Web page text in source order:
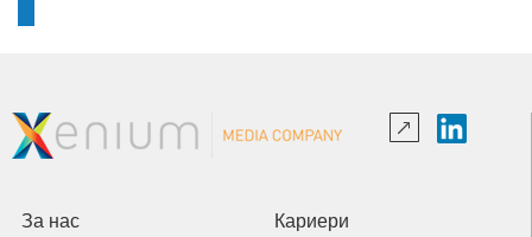
За нас Кариери